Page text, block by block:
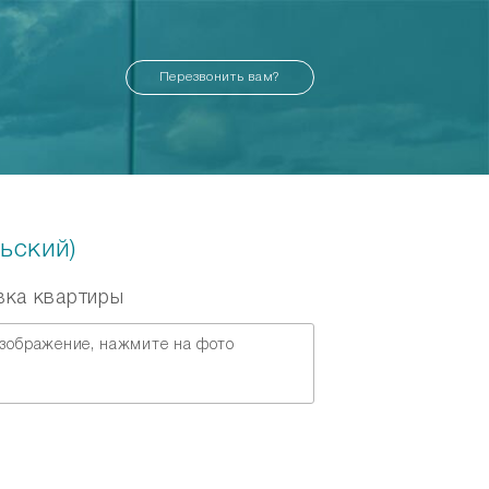
Перезвонить вам?
квартиры
нажмите на фото